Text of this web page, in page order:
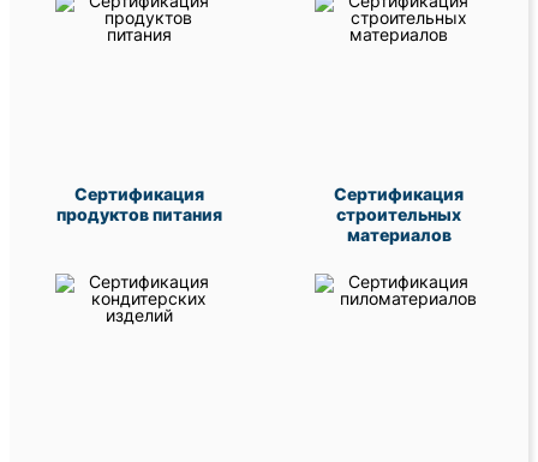
Сертификация
продуктов питания
Сертификация
строительных
материалов